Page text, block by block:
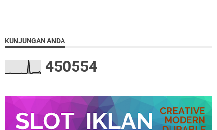
KUNJUNGAN ANDA
450554